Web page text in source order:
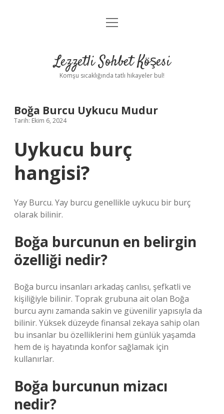
Anasayfa
Yasal Uyarı
menüyü
Lezzetli Sohbet Köşesi
Komşu sıcaklığında tatlı hikayeler bul!
Boğa Burcu Uykucu Mudur
Tarih: Ekim 6, 2024
Uykucu burç
hangisi?
Yay Burcu. Yay burcu genellikle uykucu bir burç
olarak bilinir.
Boğa burcunun en belirgin
özelliği nedir?
Boğa burcu insanları arkadaş canlısı, şefkatli ve
kişiliğiyle bilinir. Toprak grubuna ait olan Boğa
burcu aynı zamanda sakin ve güvenilir yapısıyla da
bilinir. Yüksek düzeyde finansal zekaya sahip olan
bu insanlar bu özelliklerini hem günlük yaşamda
hem de iş hayatında konfor sağlamak için
kullanırlar.
Boğa burcunun mizacı
nedir?